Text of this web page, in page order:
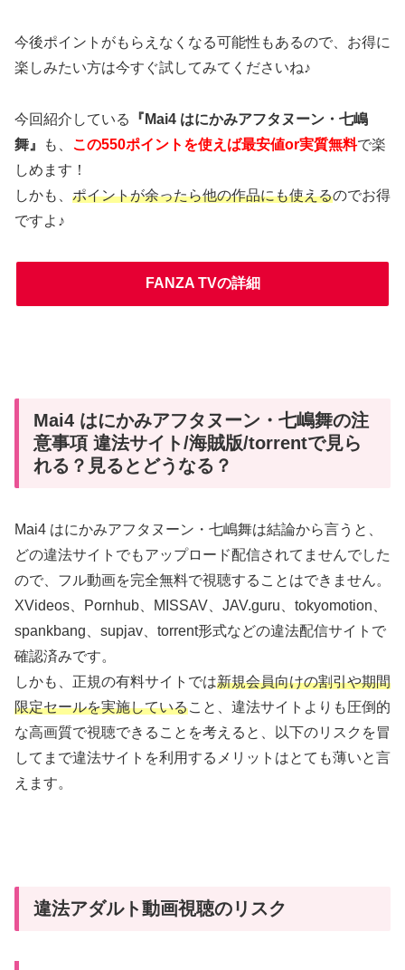
今後ポイントがもらえなくなる可能性もあるので、お得に
楽しみたい方は今すぐ試してみてくださいね♪
今回紹介している
『Mai4 はにかみアフタヌーン・七嶋
舞』
も、 この550ポイントを使えば最安値or実質無料で楽
しめます！
しかも、 ポイントが余ったら他の作品にも使えるのでお得
ですよ♪
FANZA TVの詳細
Mai4 はにかみアフタヌーン・七嶋舞の注
意事項 違法サイト/海賊版/torrentで見ら
れる？見るとどうなる？
Mai4 はにかみアフタヌーン・七嶋舞は結論から言うと、
どの違法サイトでもアップロード配信されてませんでした
ので、フル動画を完全無料で視聴することはできません。
XVideos、Pornhub、MISSAV、JAV.guru、tokyomotion、
spankbang、supjav、torrent形式などの違法配信サイトで
確認済みです。
しかも、正規の有料サイトでは新規会員向けの割引や期間
限定セールを実施していること、違法サイトよりも圧倒的
な高画質で視聴できることを考えると、以下のリスクを冒
してまで違法サイトを利用するメリットはとても薄いと言
えます。
違法アダルト動画視聴のリスク